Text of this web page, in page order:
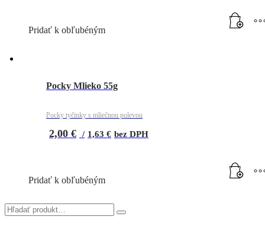
Pridať k obľubéným
Pocky Mlieko 55g
Pocky tyčinky s mliečnou polevou
2,00 € / 1,63 € bez DPH
Pridať k obľubéným